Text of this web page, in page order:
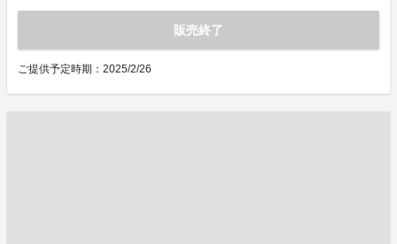
販売終了
ご提供予定時期：2025/2/26